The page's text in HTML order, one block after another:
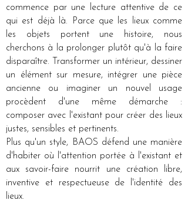
commence par une lecture attentive de ce
qui est déjà là. Parce que les lieux comme
les objets portent une histoire, nous
cherchons à la prolonger plutôt qu'à la faire
disparaître. Transformer un intérieur, dessiner
un élément sur mesure, intégrer une pièce
ancienne ou imaginer un nouvel usage
procèdent d'une même démarche :
composer avec l'existant pour créer des lieux
justes, sensibles et pertinents.
Plus qu'un style, BAOS défend une manière
d'habiter où l'attention portée à l'existant et
aux savoir-faire nourrit une création libre,
inventive et respectueuse de l'identité des
lieux.